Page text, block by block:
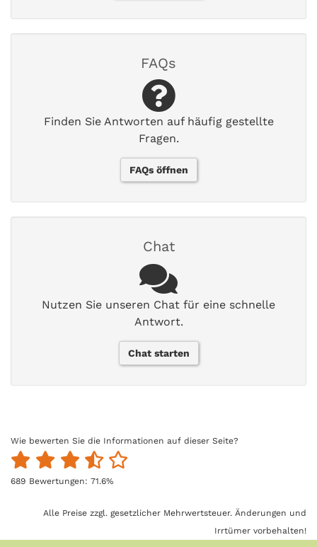
FAQs
Finden Sie Antworten auf häufig gestellte
Fragen.
FAQs öffnen
Chat
Nutzen Sie unseren Chat für eine schnelle
Antwort.
Chat starten
Wie bewerten Sie die Informationen auf dieser Seite?
689 Bewertungen: 71.6%
Alle Preise zzgl. gesetzlicher Mehrwertsteuer. Änderungen und
Irrtümer vorbehalten!